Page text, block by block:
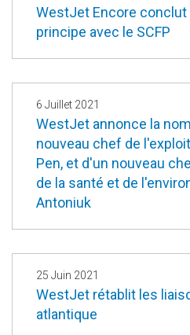
WestJet Encore conclut
principe avec le SCFP
6 Juillet 2021
WestJet annonce la
nouveau chef de
Pen, et d'un nouveau
de la santé et de
Antoniuk
25 Juin 2021
WestJet rétablit les
atlantique